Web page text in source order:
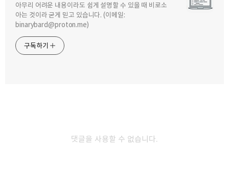
아무리 어려운 내용이라도 쉽게 설명할 수 있을 때 비로소
아는 것이라 굳게 믿고 있습니다. (이메일:
binarybard@proton.me)
구독하기
댓글을 사용할 수 없습니다.
구독하기 카카오톡
하겠습니다. 함수란 뭘까요? 이 함수란 것은, 특정한 작업을 수행하는